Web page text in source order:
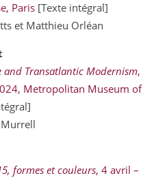
Paris [Texte intégral]
et Matthieu Orléan
and Transatlantic Modernism,
Metropolitan Museum of
formes et couleurs, 4 avril –